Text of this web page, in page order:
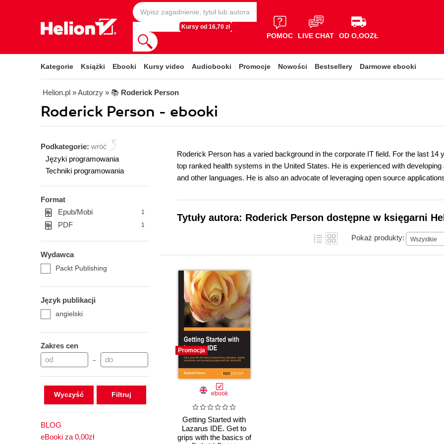
Kursy od 16,70 zł
POMOC LIVE CHAT OD O,OOZŁ
Kategorie Książki Ebooki Kursy video Audiobooki Promocje Nowości Bestsellery Darmowe ebooki
Helion.pl » Autorzy » 📚 Roderick Person
Roderick Person - ebooki
Podkategorie: wróć
Języki programowania
Techniki programowania
Format
Epub/Mobi
1
PDF 1
Wydawca
Packt Publishing
Język publikacji
angielski
Zakres cen
–
Wyczyść
BLOG
eBooki za 0,00zł
Roderick Person has a varied background in the corporate IT field. For the last 14
top ranked health systems in the United States. He is experienced with
and other languages. He is also an advocate of leveraging open source
Tytuły autora: Roderick Person dostępne w księgarni
Pokaż produkty: Wszystkie
Promocja
ebook
Getting Started with
Lazarus IDE. Get to
grips with the basics of